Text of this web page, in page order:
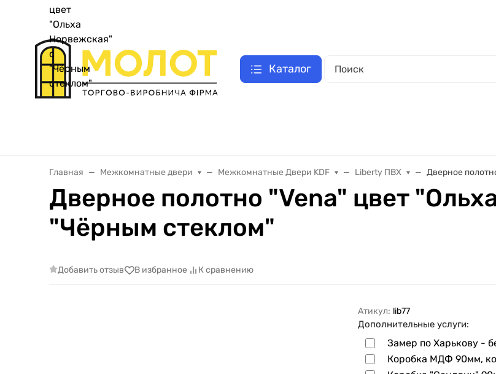
Как заказать двери
Каталог
Главная Межкомнатные двери Межкомнатные Двери KDF Liberty ПВХ Дверное
Дверное полотно "Vena" цвет
"Чёрным стеклом"
Добавить отзыв В избранное К сравнению
Атикул: lib77
Дополнительные услуги:
Замер по Харькову -
Коробка МДФ 90мм,